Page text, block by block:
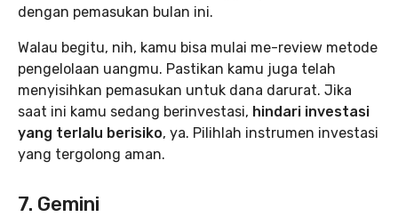
dengan pemasukan bulan ini.
Walau begitu, nih, kamu bisa mulai me-review metode
pengelolaan uangmu. Pastikan kamu juga telah
menyisihkan pemasukan untuk dana darurat. Jika
saat ini kamu sedang berinvestasi, hindari investasi
yang terlalu berisiko, ya. Pilihlah instrumen investasi
yang tergolong aman.
7. Gemini